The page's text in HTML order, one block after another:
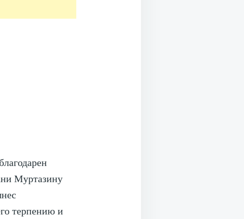
Муртазину
терпению и